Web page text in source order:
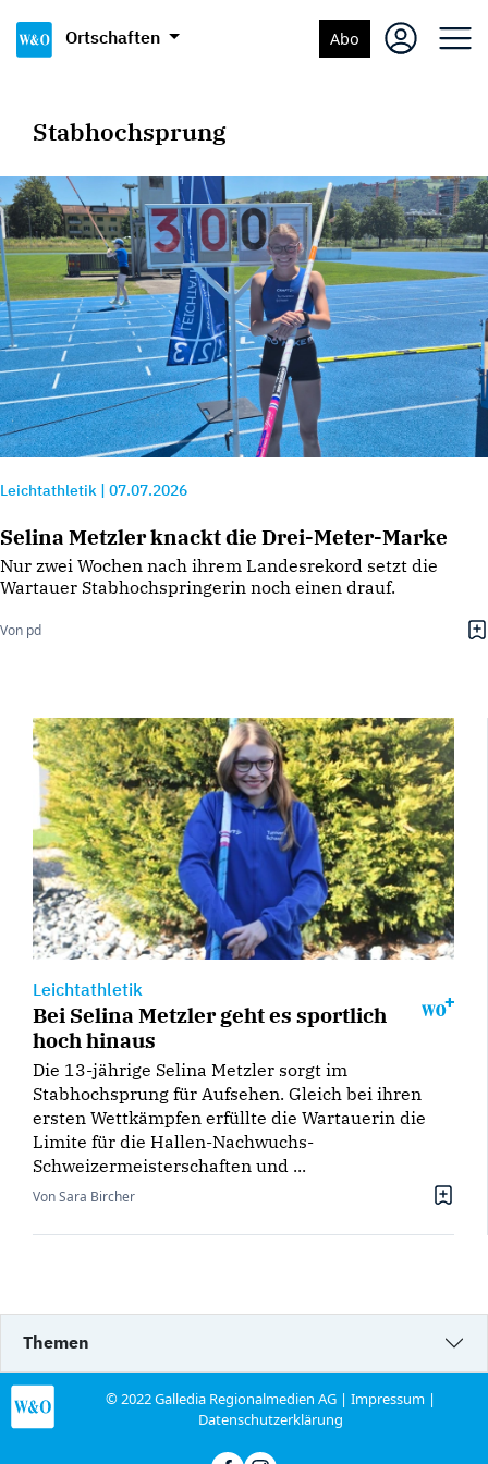
Ortschaften Abo
Stabhochsprung
Leichtathletik 07.07.2026
Selina Metzler knackt die Drei-Meter-Marke
Nur zwei Wochen nach ihrem Landesrekord setzt die
Wartauer Stabhochspringerin noch einen drauf.
Von pd
Leichtathletik
Bei Selina Metzler geht es sportlich
hoch hinaus
Die 13-jährige Selina Metzler sorgt im
Stabhochsprung für Aufsehen. Gleich bei ihren
ersten Wettkämpfen erfüllte die Wartauerin die
Limite für die Hallen-Nachwuchs-
Schweizermeisterschaften und ...
Von Sara Bircher
Themen
© 2022 Galledia Regionalmedien AG |Impressum |
Datenschutzerklärung